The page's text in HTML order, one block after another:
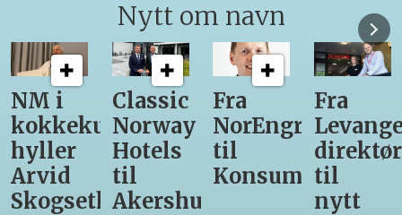
Nytt om navn
Classic
Norway
Hotels
til
Akershus
Fra
NorEngros
til
Konsumgruppen
Fra
Levanger-
direktør
til
12
får
være
med